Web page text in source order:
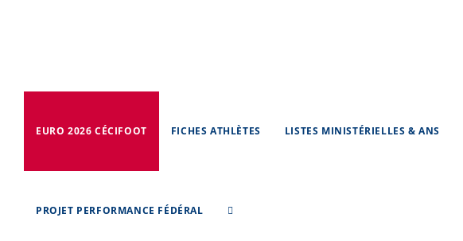
EURO 2026 CÉCIFOOT FICHES ATHLÈTES LISTES MINISTÉRIELLES & ANS
PROJET PERFORMANCE FÉDÉRAL